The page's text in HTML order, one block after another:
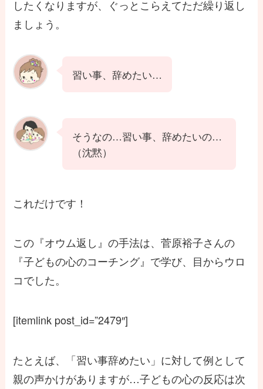
したくなりますが、ぐっとこらえてただ繰り返し
ましょう。
習い事、辞めたい…
そうなの…習い事、辞めたいの…
（沈黙）
これだけです！
この『オウム返し』の手法は、菅原裕子さんの
『子どもの心のコーチング』で学び、目からウロ
コでした。
[itemlink post_id=”2479″]
たとえば、「習い事辞めたい」に対して例として
親の声かけがありますが…子どもの心の反応は次